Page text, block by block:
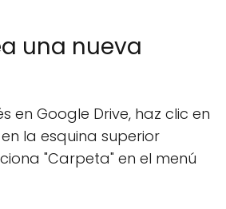
una nueva
en Google Drive, haz clic en
la esquina superior
"Carpeta" en el menú